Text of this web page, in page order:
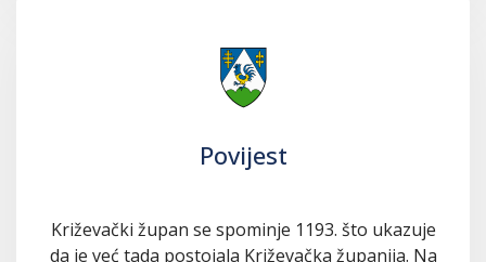
Povijest
Križevački župan se spominje 1193. što ukazuje
da je već tada postojala Križevačka županija. Na